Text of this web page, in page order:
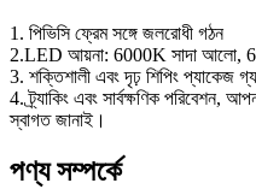
1. পিভিসি ফ্রেম সঙ্গে জলরোধী গঠন
2.LED আয়না: 6000K সাদা আলো,
3. শক্তিশালী এবং দৃঢ় শিপিং প্যাকেজ
4. ট্র্যাকিং এবং সার্বক্ষণিক পরিবেশন,
স্বাগত জানাই।
পণ্য সম্পর্কে